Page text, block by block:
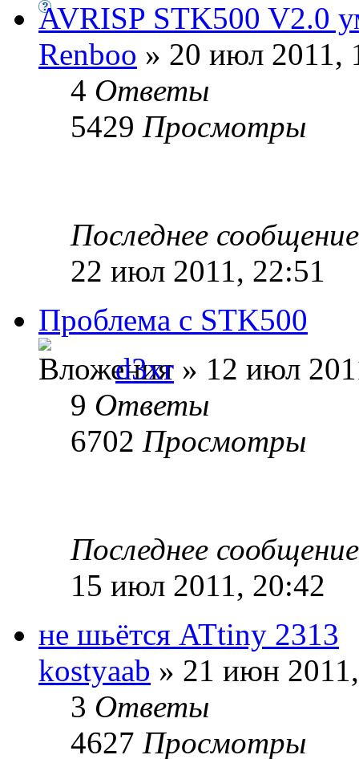
AVRISP STK500 V2.0
Renboo » 20 июл 2011,
4 Ответы
5429 Просмотры
Последнее
22 июл 2011, 22:51
Проблема с STK500
d3xr » 12 июл
9 Ответы
6702 Просмотры
Последнее
15 июл 2011, 20:42
не шьётся ATtiny 2313
kostyaab » 21 июн
3 Ответы
4627 Просмотры